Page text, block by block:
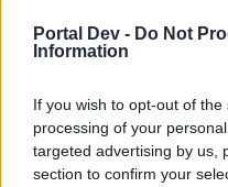
Portal Dev - Do Not
Information
If you wish to opt-out of
processing of your
targeted advertising by us,
section to confirm your
първо ще трябва да
регистрирайте се, ако
посещение във
Заглавие